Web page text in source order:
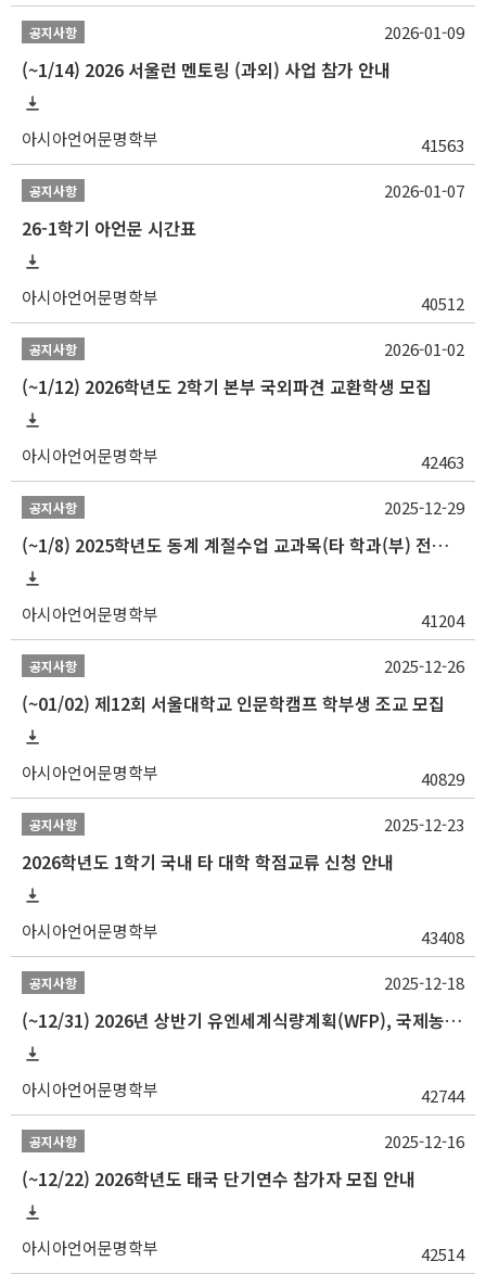
공지사항
(~1/14) 2026 서울런 멘토링 (과외) 사업 참가 안내
아시아언어문명학부 41563
2026-01-09
공지사항
26-1학기 아언문 시간표
아시아언어문명학부 40512
2026-01-07
공지사항
(~1/12) 2026학년도 2학기 본부 국외파견 교환학생 모집
아시아언어문명학부 42463
2026-01-02
공지사항
(~1/8) 2025학년도 동계 계절수업 교과목(타 학과(부) 전공 및 교양) 성적평가방법 선택제 신청 안내
아시아언어문명학부 41204
2025-12-29
공지사항
(~01/02) 제12회 서울대학교 인문학캠프 학부생 조교 모집
아시아언어문명학부 40829
2025-12-26
공지사항
2026학년도 1학기 국내 타 대학 학점교류 신청 안내
아시아언어문명학부 43408
2025-12-23
공지사항
(~12/31) 2026년 상반기 유엔세계식량계획(WFP), 국제농업개발기금(IFAD) 및 유엔아동기금(UNICEF) 인턴십 프로그램 참가자 모집
아시아언어문명학부 42744
2025-12-18
공지사항
(~12/22) 2026학년도 태국 단기연수 참가자 모집 안내
아시아언어문명학부 42514
2025-12-16